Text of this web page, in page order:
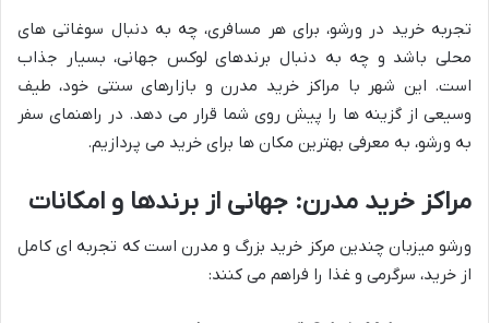
تجربه خرید در ورشو، برای هر مسافری، چه به دنبال سوغاتی های
محلی باشد و چه به دنبال برندهای لوکس جهانی، بسیار جذاب
است. این شهر با مراکز خرید مدرن و بازارهای سنتی خود، طیف
وسیعی از گزینه ها را پیش روی شما قرار می دهد. در راهنمای سفر
به ورشو، به معرفی بهترین مکان ها برای خرید می پردازیم.
مراکز خرید مدرن: جهانی از برندها و امکانات
ورشو میزبان چندین مرکز خرید بزرگ و مدرن است که تجربه ای کامل
از خرید، سرگرمی و غذا را فراهم می کنند: